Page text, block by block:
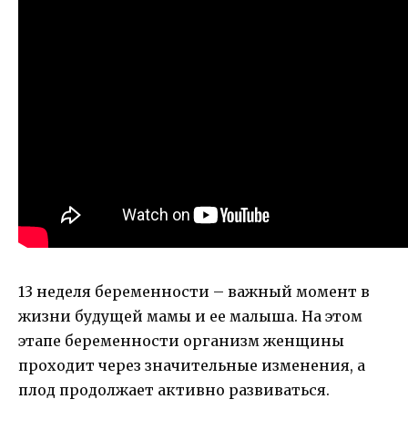
13 неделя беременности – важный момент в
жизни будущей мамы и ее малыша. На этом
этапе беременности организм женщины
проходит через значительные изменения, а
плод продолжает активно развиваться.